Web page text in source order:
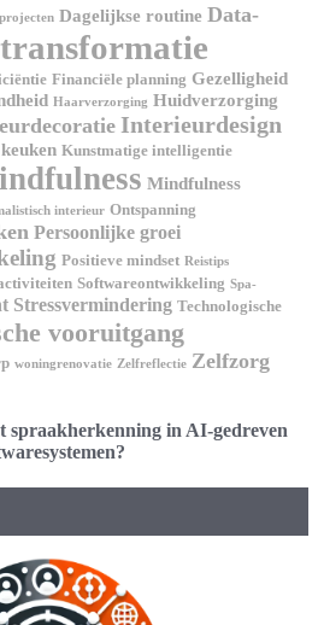
Dagelijkse routine Data-
Financiële planning Gezelligheid
Haarverzorging Huidverzorging
Interieurdesign
Kunstmatige intelligentie
Mindfulness
interieur Ontspanning
Persoonlijke groei
Positieve mindset Reistips
Softwareontwikkeling Spa-
Stressvermindering Technologische
vooruitgang
woningrenovatie Zelfreflectie Zelfzorg
spraakherkenning in AI-gedreven